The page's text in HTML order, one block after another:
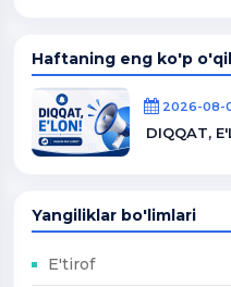
Haftaning eng ko'p
2026-08-
DIQQAT,
Yangiliklar bo'limlari
E'tirof